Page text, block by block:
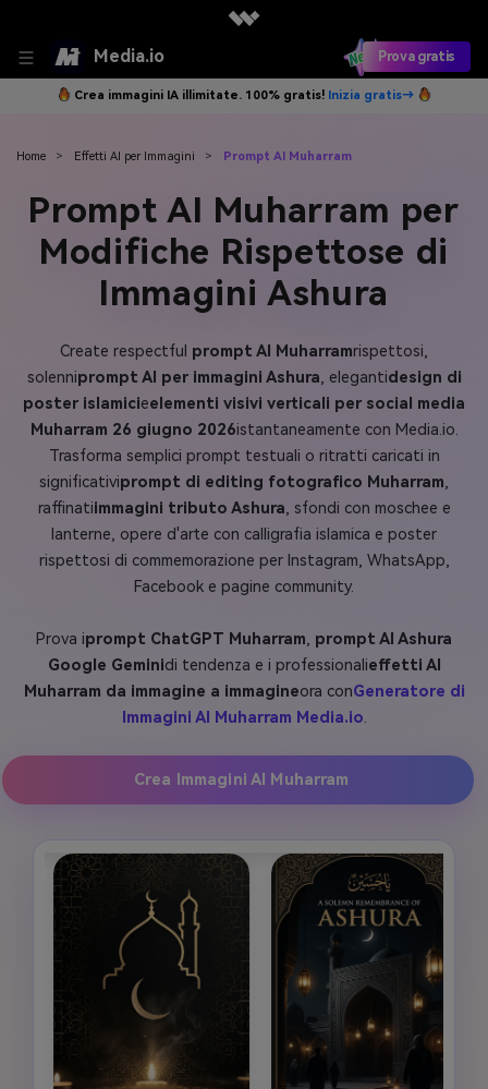
Media.io Prova gratis
Crea immagini IA illimitate. 100% gratis! Inizia gratis→
Home > Effetti AI per Immagini > Prompt AI Muharram
Prompt AI Muharram per
Modifiche Rispettose di
Immagini Ashura
Create respectful prompt AI Muharramrispettosi,
solenniprompt AI per immagini Ashura, elegantidesign di
poster islamicieelementi visivi verticali per social media
Muharram 26 giugno 2026istantaneamente con Media.io.
Trasforma semplici prompt testuali o ritratti caricati in
significativiprompt di editing fotografico Muharram,
raffinatiimmagini tributo Ashura, sfondi con moschee e
lanterne, opere d'arte con calligrafia islamica e poster
rispettosi di commemorazione per Instagram, WhatsApp,
Facebook e pagine community.
Prova iprompt ChatGPT Muharram, prompt AI Ashura
Google Geminidi tendenza e i professionalieffetti AI
Muharram da immagine a immagineora conGeneratore di
Immagini AI Muharram Media.io.
Crea Immagini AI Muharram